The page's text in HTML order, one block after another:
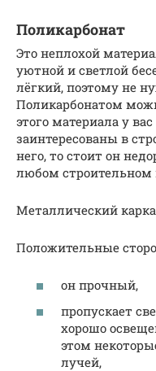
Поликарбонат
Это неплохой
уютной и светлой
лёгкий, поэтому не
Поликарбонатом
этого материала у
заинтересованы в
него, то стоит он
любом строительном
Металлический
Положительные
он прочный,
пропускает
хорошо
этом
лучей,